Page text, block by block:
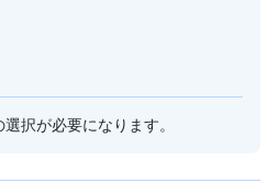
択が必要になります。